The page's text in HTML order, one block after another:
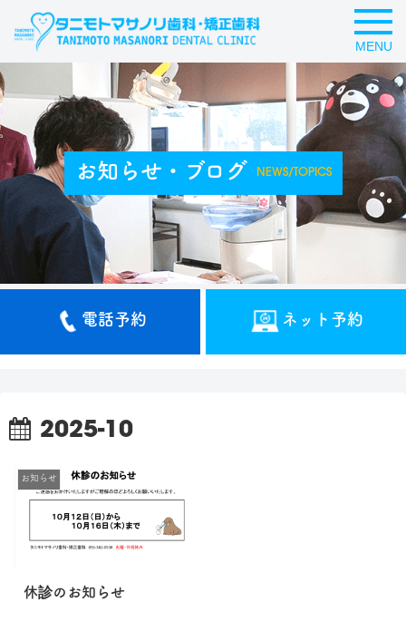
MENU
お知らせ・ブログ NEWS/TOPICS
電話予約 ネット予約
2025-10
お知らせ
休診のお知らせ